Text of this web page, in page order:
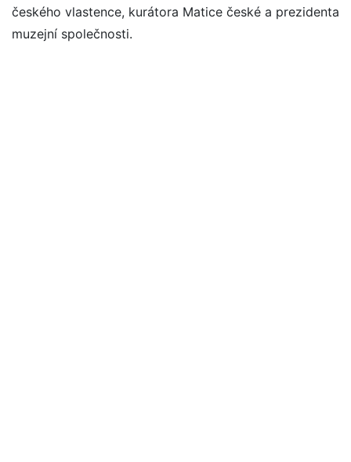
českého vlastence, kurátora Matice české a prezidenta
muzejní společnosti.